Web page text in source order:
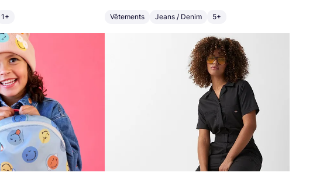
1+ Vêtements Jeans / Denim 5+